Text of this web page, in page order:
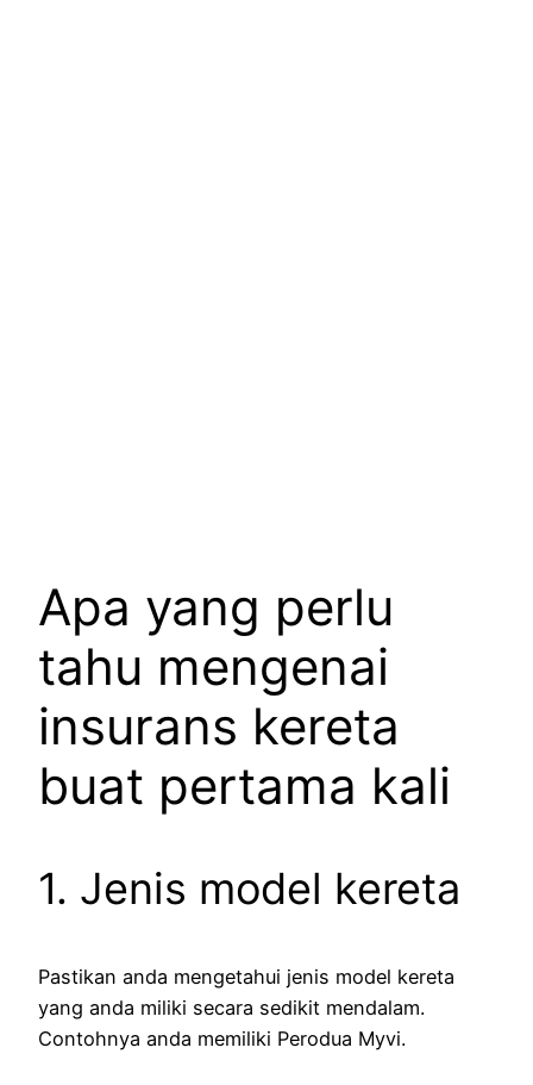
Apa yang perlu
tahu mengenai
insurans kereta
buat pertama kali
1. Jenis model kereta
Pastikan anda mengetahui jenis model kereta
yang anda miliki secara sedikit mendalam.
Contohnya anda memiliki Perodua Myvi.